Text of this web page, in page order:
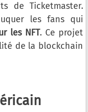
de Ticketmaster.
les fans qui
les NFT. Ce projet
de la blockchain